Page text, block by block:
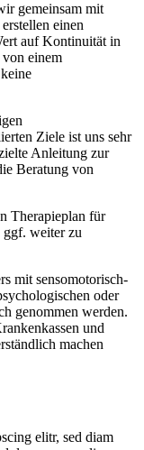
gemeinsam mit
einen
auf Kontinuität in
einem
Ziele ist uns sehr
Anleitung zur
Beratung von
Therapieplan für
ggf. weiter zu
mit sensomotorisch-
oder
genommen werden.
und
machen
elitr, sed diam